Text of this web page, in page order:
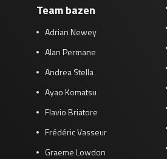
Team bazen
Adrian Newey
Alan Permane
Andrea Stella
Ayao Komatsu
Flavio Briatore
Frédéric Vasseur
Graeme Lowdon